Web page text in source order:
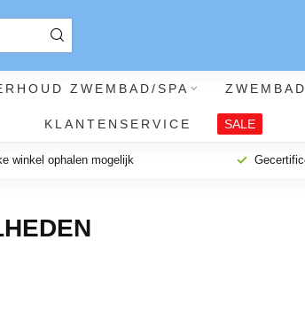
ZWEMBAD/SPA ZWEMBAD
KLANTENSERVICE SALE
winkel ophalen mogelijk